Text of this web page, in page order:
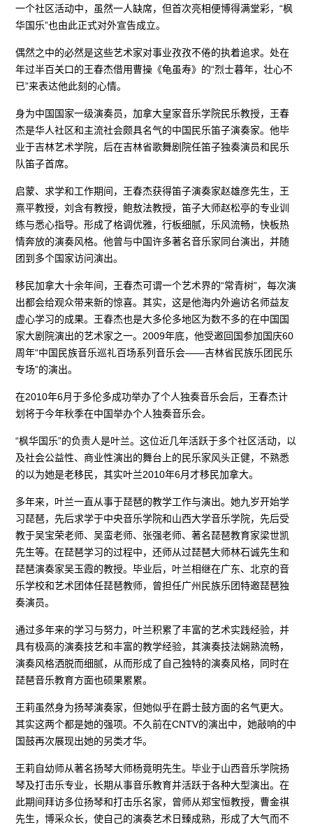
一个社区活动中，虽然一人缺席，但首次亮相便博得满堂彩，“枫
华国乐”也由此正式对外宣告成立。
偶然之中的必然是这些艺术家对事业孜孜不倦的执着追求。处在
年过半百关口的王春杰借用曹操《龟虽寿》的“烈士暮年，壮心不
已”来表达他此刻的心情。
身为中国国家一级演奏员，加拿大皇家音乐学院民乐教授，王春
杰是华人社区和主流社会颇具名气的中国民乐笛子演奏家。他毕
业于吉林艺术学院，后在吉林省歌舞剧院任笛子独奏演员和民乐
队笛子首席。
启蒙、求学和工作期间，王春杰获得笛子演奏家赵雄彦先生，王
熹平教授，刘含有教授，鲍敖法教授，笛子大师赵松亭的专业训
练与悉心指导。形成了格调优雅，行板细腻，乐风流畅，快板热
情奔放的演奏风格。他曾与中国许多著名音乐家同台演出，并随
团到多个国家访问演出。
移民加拿大十余年间，王春杰可谓一个艺术界的“常青树”，每次演
出都会给观众带来新的惊喜。其实，这是他海内外遍访名师益友
虚心学习的成果。王春杰也是大多伦多地区为数不多的在中国国
家大剧院演出的艺术家之一。2009年底，他受邀回国参加国庆60
周年“中国民族音乐巡礼百场系列音乐会——吉林省民族乐团民乐
专场”的演出。
在2010年6月于多伦多成功举办了个人独奏音乐会后，王春杰计
划将于今年秋季在中国举办个人独奏音乐会。
“枫华国乐”的负责人是叶兰。这位近几年活跃于多个社区活动，以
及社会公益性、商业性演出的舞台上的民乐家风头正健，不熟悉
的以为她是老移民，其实叶兰2010年6月才移民加拿大。
多年来，叶兰一直从事于琵琶的教学工作与演出。她九岁开始学
习琵琶，先后求学于中央音乐学院和山西大学音乐学院，先后受
教于吴宝荣老师、吴蛮老师、张强老师、著名琵琶教育家梁世凯
先生等。在琵琶学习的过程中，还师从过琵琶大师林石诚先生和
琵琶演奏家吴玉霞的教授。毕业后，叶兰相继在广东、北京的音
乐学校和艺术团体任琵琶教师，曾担任广州民族乐团特邀琵琶独
奏演员。
通过多年来的学习与努力，叶兰积累了丰富的艺术实践经验，并
具有极高的演奏技艺和丰富的教学经验，其演奏技法娴熟流畅，
演奏风格洒脱而细腻，从而形成了自己独特的演奏风格，同时在
琵琶音乐教育方面也硕果累累。
王莉虽然身为扬琴演奏家，但她似乎在爵士鼓方面的名气更大。
其实这两个都是她的强项。不久前在CNTV的演出中，她敲响的中
国鼓再次展现出她的另类才华。
王莉自幼师从著名扬琴大师杨竟明先生。毕业于山西音乐学院扬
琴及打击乐专业，长期从事音乐教育并活跃于各种大型演出。在
此期间拜访多位扬琴和打击乐名家，曾师从郑宝恒教授，曹金祺
先生，博采众长，使自己的演奏艺术日臻成熟，形成了大气而不